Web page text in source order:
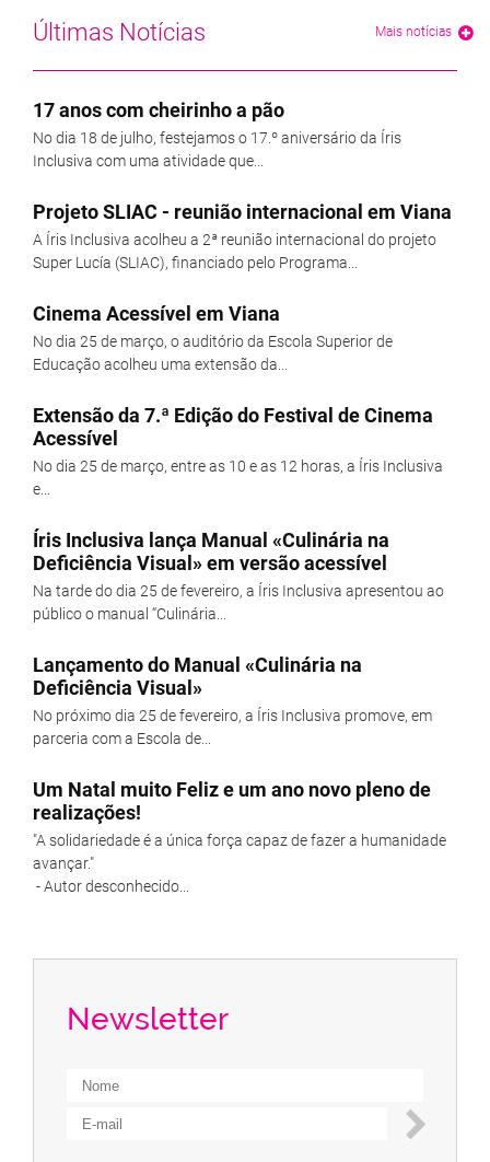
Últimas Notícias
17 anos com cheirinho a pão
No dia 18 de julho, festejamos o 17.º aniversário da Íris
Inclusiva com uma atividade que...
Projeto SLIAC - reunião internacional em Viana
A Íris Inclusiva acolheu a 2ª reunião internacional do projeto
Super Lucía (SLIAC), financiado pelo Programa...
Cinema Acessível em Viana
No dia 25 de março, o auditório da Escola Superior de
Educação acolheu uma extensão da...
Extensão da 7.ª Edição do Festival de Cinema
Acessível
No dia 25 de março, entre as 10 e as 12 horas, a Íris Inclusiva
e...
Íris Inclusiva lança Manual «Culinária na
Deficiência Visual» em versão acessível
Na tarde do dia 25 de fevereiro, a Íris Inclusiva apresentou ao
público o manual “Culinária...
Lançamento do Manual «Culinária na
Deficiência Visual»
No próximo dia 25 de fevereiro, a Íris Inclusiva promove, em
parceria com a Escola de...
Um Natal muito Feliz e um ano novo pleno de
realizações!
"A solidariedade é a única força capaz de fazer a humanidade
avançar."
- Autor desconhecido...
Mais notícias
Newsletter